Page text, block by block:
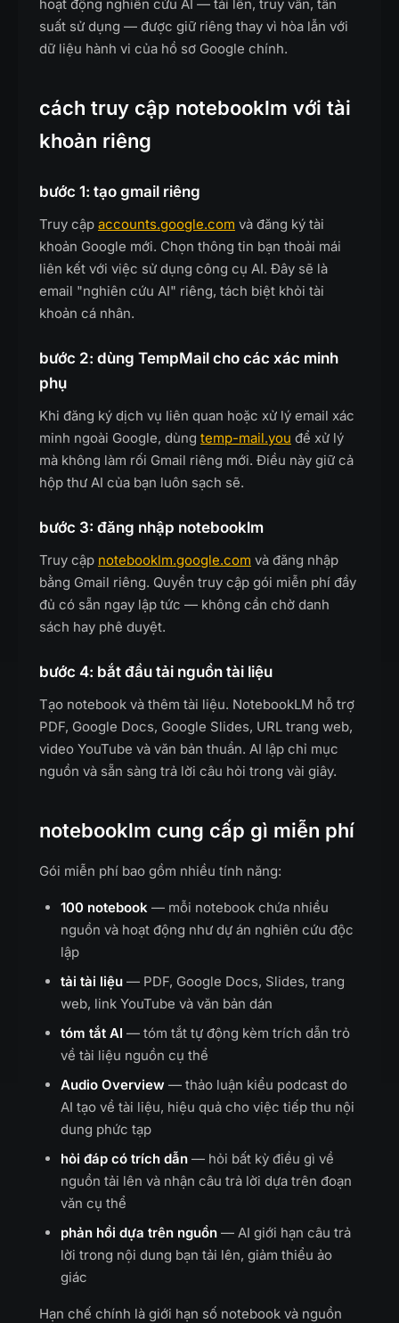
hoạt động nghiên cứu AI — tải lên, truy vấn, tần
suất sử dụng — được giữ riêng thay vì hòa lẫn với
dữ liệu hành vi của hồ sơ Google chính.
cách truy cập notebooklm với tài
khoản riêng
bước 1: tạo gmail riêng
Truy cập accounts.google.com và đăng ký tài
khoản Google mới. Chọn thông tin bạn thoải mái
liên kết với việc sử dụng công cụ AI. Đây sẽ là
email "nghiên cứu AI" riêng, tách biệt khỏi tài
khoản cá nhân.
bước 2: dùng TempMail cho các xác minh
phụ
Khi đăng ký dịch vụ liên quan hoặc xử lý email xác
minh ngoài Google, dùng temp-mail.you để xử lý
mà không làm rối Gmail riêng mới. Điều này giữ cả
hộp thư AI của bạn luôn sạch sẽ.
bước 3: đăng nhập notebooklm
Truy cập notebooklm.google.com và đăng nhập
bằng Gmail riêng. Quyền truy cập gói miễn phí đầy
đủ có sẵn ngay lập tức — không cần chờ danh
sách hay phê duyệt.
bước 4: bắt đầu tải nguồn tài liệu
Tạo notebook và thêm tài liệu. NotebookLM hỗ trợ
PDF, Google Docs, Google Slides, URL trang web,
video YouTube và văn bản thuần. AI lập chỉ mục
nguồn và sẵn sàng trả lời câu hỏi trong vài giây.
notebooklm cung cấp gì miễn phí
Gói miễn phí bao gồm nhiều tính năng:
100 notebook — mỗi notebook chứa nhiều
nguồn và hoạt động như dự án nghiên cứu độc
lập
tải tài liệu — PDF, Google Docs, Slides, trang
web, link YouTube và văn bản dán
tóm tắt AI — tóm tắt tự động kèm trích dẫn trỏ
về tài liệu nguồn cụ thể
Audio Overview — thảo luận kiểu podcast do
AI tạo về tài liệu, hiệu quả cho việc tiếp thu nội
dung phức tạp
hỏi đáp có trích dẫn — hỏi bất kỳ điều gì về
nguồn tải lên và nhận câu trả lời dựa trên đoạn
văn cụ thể
phản hồi dựa trên nguồn — AI giới hạn câu trả
lời trong nội dung bạn tải lên, giảm thiểu ảo
giác
Hạn chế chính là giới hạn số notebook và nguồn